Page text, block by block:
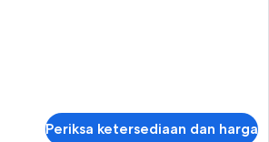
Periksa ketersediaan dan harga